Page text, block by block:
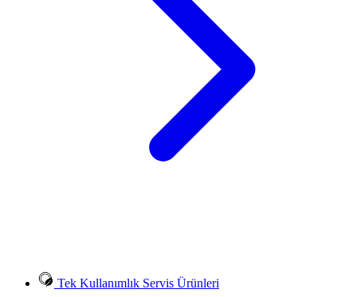
Tek Kullanımlık Servis Ürünleri